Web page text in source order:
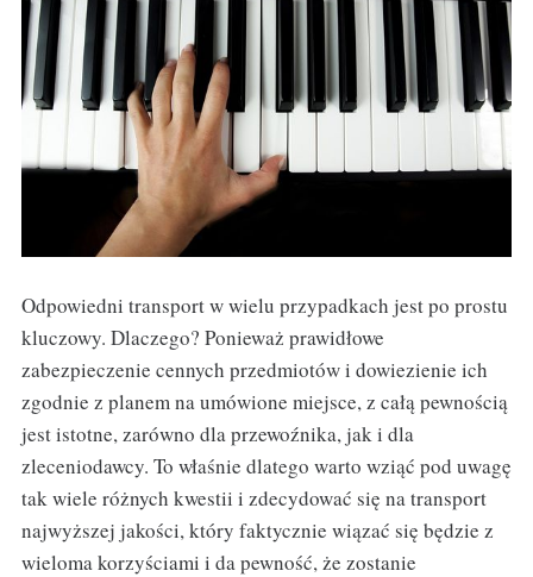
Odpowiedni transport w wielu przypadkach jest po prostu
kluczowy. Dlaczego? Ponieważ prawidłowe
zabezpieczenie cennych przedmiotów i dowiezienie ich
zgodnie z planem na umówione miejsce, z całą pewnością
jest istotne, zarówno dla przewoźnika, jak i dla
zleceniodawcy. To właśnie dlatego warto wziąć pod uwagę
tak wiele różnych kwestii i zdecydować się na transport
najwyższej jakości, który faktycznie wiązać się będzie z
wieloma korzyściami i da pewność, że zostanie